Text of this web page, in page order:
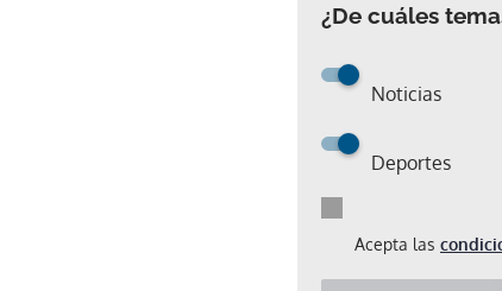
¿De cuáles
Noticias
Deportes
Acepta las